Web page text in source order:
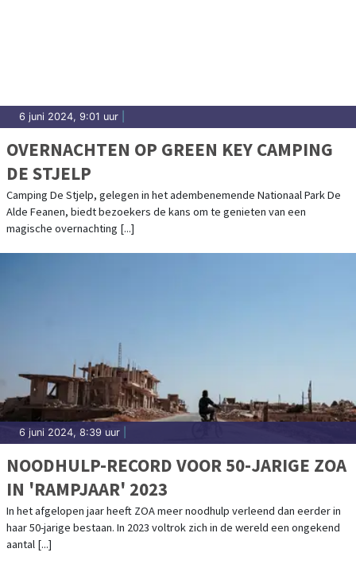
6 juni 2024, 9:01 uur
OVERNACHTEN OP GREEN KEY CAMPING
DE STJELP
Camping De Stjelp, gelegen in het adembenemende Nationaal Park De
Alde Feanen, biedt bezoekers de kans om te genieten van een
magische overnachting [...]
6 juni 2024, 8:39 uur
NOODHULP-RECORD VOOR 50-JARIGE ZOA
IN 'RAMPJAAR' 2023
In het afgelopen jaar heeft ZOA meer noodhulp verleend dan eerder in
haar 50-jarige bestaan. In 2023 voltrok zich in de wereld een ongekend
aantal [...]